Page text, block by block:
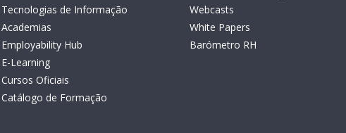
Tecnologias de Informação
Academias
Employability Hub
E-Learning
Cursos Oficiais
Catálogo de Formação
Webcasts
White Papers
Barómetro RH